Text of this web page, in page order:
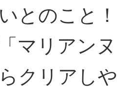
とのこと！
マリアン
クリアし